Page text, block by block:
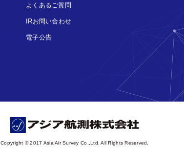
よくあるご質問
IRお問い合わせ
電子公告
Copyright © 2017 Asia Air Survey Co.,Ltd. All Rights Reserved.